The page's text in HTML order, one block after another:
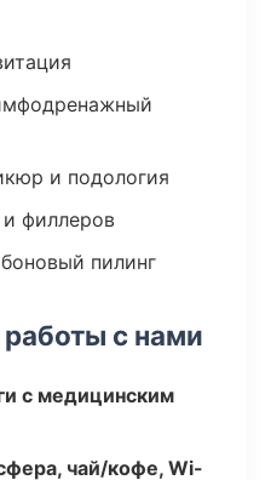
и подология
филлеров
пилинг
с нами
с медицинским
чай/кофе, Wi-